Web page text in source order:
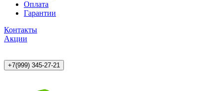
Оплата
Гарантии
Контакты
Акции
+7(999) 345-27-21